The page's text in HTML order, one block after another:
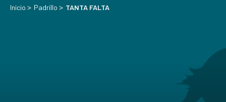
Inicio > Padrillo > TANTA FALTA